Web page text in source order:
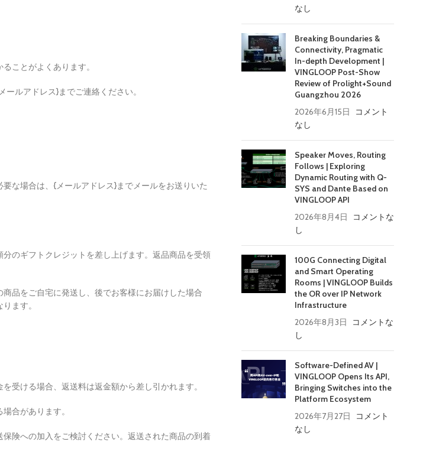
ことがよくあります。
ルアドレス}までご連絡ください。
な場合は、{メールアドレス}までメールをお送りいた
のギフトクレジットを差し上げます。返品商品を受領
品をご自宅に発送し、後でお客様にお届けした場合
ます。
受ける場合、返送料は返金額から差し引かれます。
合があります。
険への加入をご検討ください。返送された商品の到着
なし
Breaking Boundaries &
Connectivity, Pragmatic
In-depth Development |
VINGLOOP Post-Show
Review of Prolight+Sound
Guangzhou 2026
2026年6月15日
コメント
なし
Speaker Moves, Routing
Follows | Exploring
Dynamic Routing with Q-
SYS and Dante Based on
VINGLOOP API
2026年8月4日
コメントな
し
100G Connecting Digital
and Smart Operating
Rooms | VINGLOOP Builds
the OR over IP Network
Infrastructure
2026年8月3日
コメントな
し
Software-Defined AV |
VINGLOOP Opens Its API,
Bringing Switches into the
Platform Ecosystem
2026年7月27日
コメント
なし